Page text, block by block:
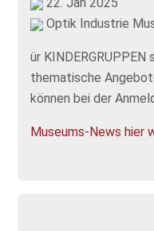
Optik Industrie
ür
thematische
können bei der
Museums-News hier